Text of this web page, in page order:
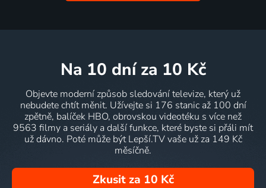
na 10 dní za 10 Kč
Objevte moderní způsob sledování televize, který už
nebudete chtít měnit. Užívejte si 176 stanic až 100 dní
zpětně, balíček HBO, obrovskou videotéku s více než
9563 filmy a seriály a další funkce, které byste si přáli mít
už dávno. Poté může být Lepší.TV vaše už za 149 Kč
měsíčně.
Zkusit za 10 Kč